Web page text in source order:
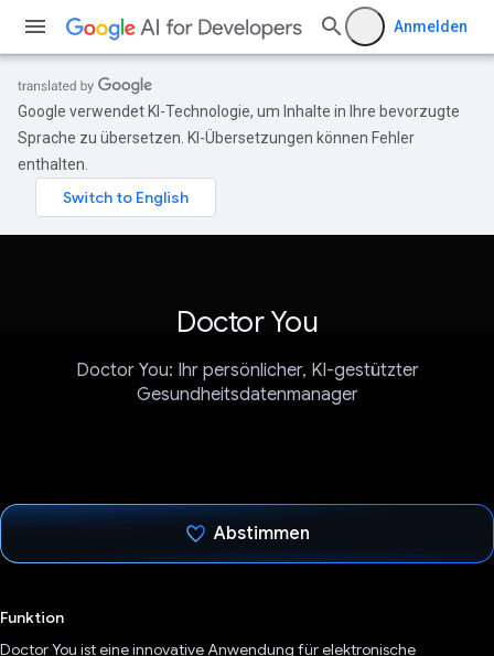
Anmelden
Google verwendet KI-Technologie, um Inhalte in Ihre bevorzugte
Sprache zu übersetzen. KI-Übersetzungen können Fehler
enthalten.
Doctor You
Doctor You: Ihr persönlicher, KI-gestützter
Gesundheitsdatenmanager
Abstimmen
Funktion
Doctor You ist eine innovative Anwendung für elektronische